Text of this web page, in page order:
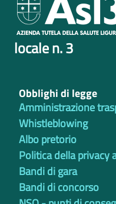
locale n. 3
Obblighi di legge
Amministrazione
Whistleblowing
Albo pretorio
Politica della privacy
Bandi di gara
Bandi di concorso